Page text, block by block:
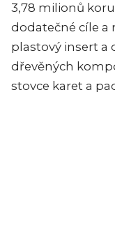
3,78 milionů
dodatečné cíle a
plastový insert a
dřevěných
stovce karet a